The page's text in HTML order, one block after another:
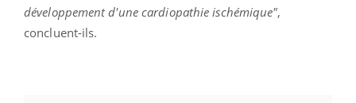
développement d'une cardiopathie ischémique",
concluent-ils.